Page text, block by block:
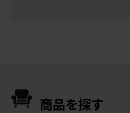
商品を探す